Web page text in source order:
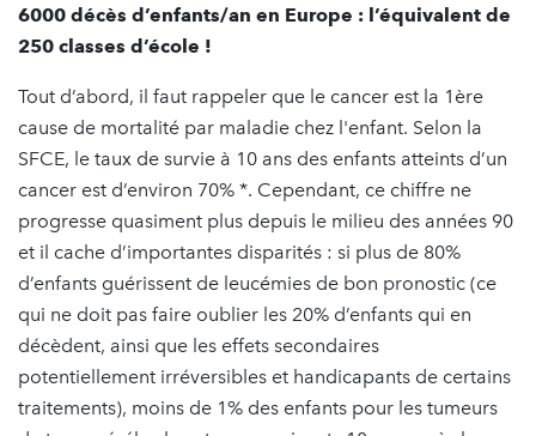
6000 décès d’enfants/an en Europe : l’équivalent de
250 classes d’école !
Tout d’abord, il faut rappeler que le cancer est la 1ère
cause de mortalité par maladie chez l'enfant. Selon la
SFCE, le taux de survie à 10 ans des enfants atteints d’un
cancer est d’environ 70% *. Cependant, ce chiffre ne
progresse quasiment plus depuis le milieu des années 90
et il cache d’importantes disparités : si plus de 80%
d’enfants guérissent de leucémies de bon pronostic (ce
qui ne doit pas faire oublier les 20% d’enfants qui en
décèdent, ainsi que les effets secondaires
potentiellement irréversibles et handicapants de certains
traitements), moins de 1% des enfants pour les tumeurs